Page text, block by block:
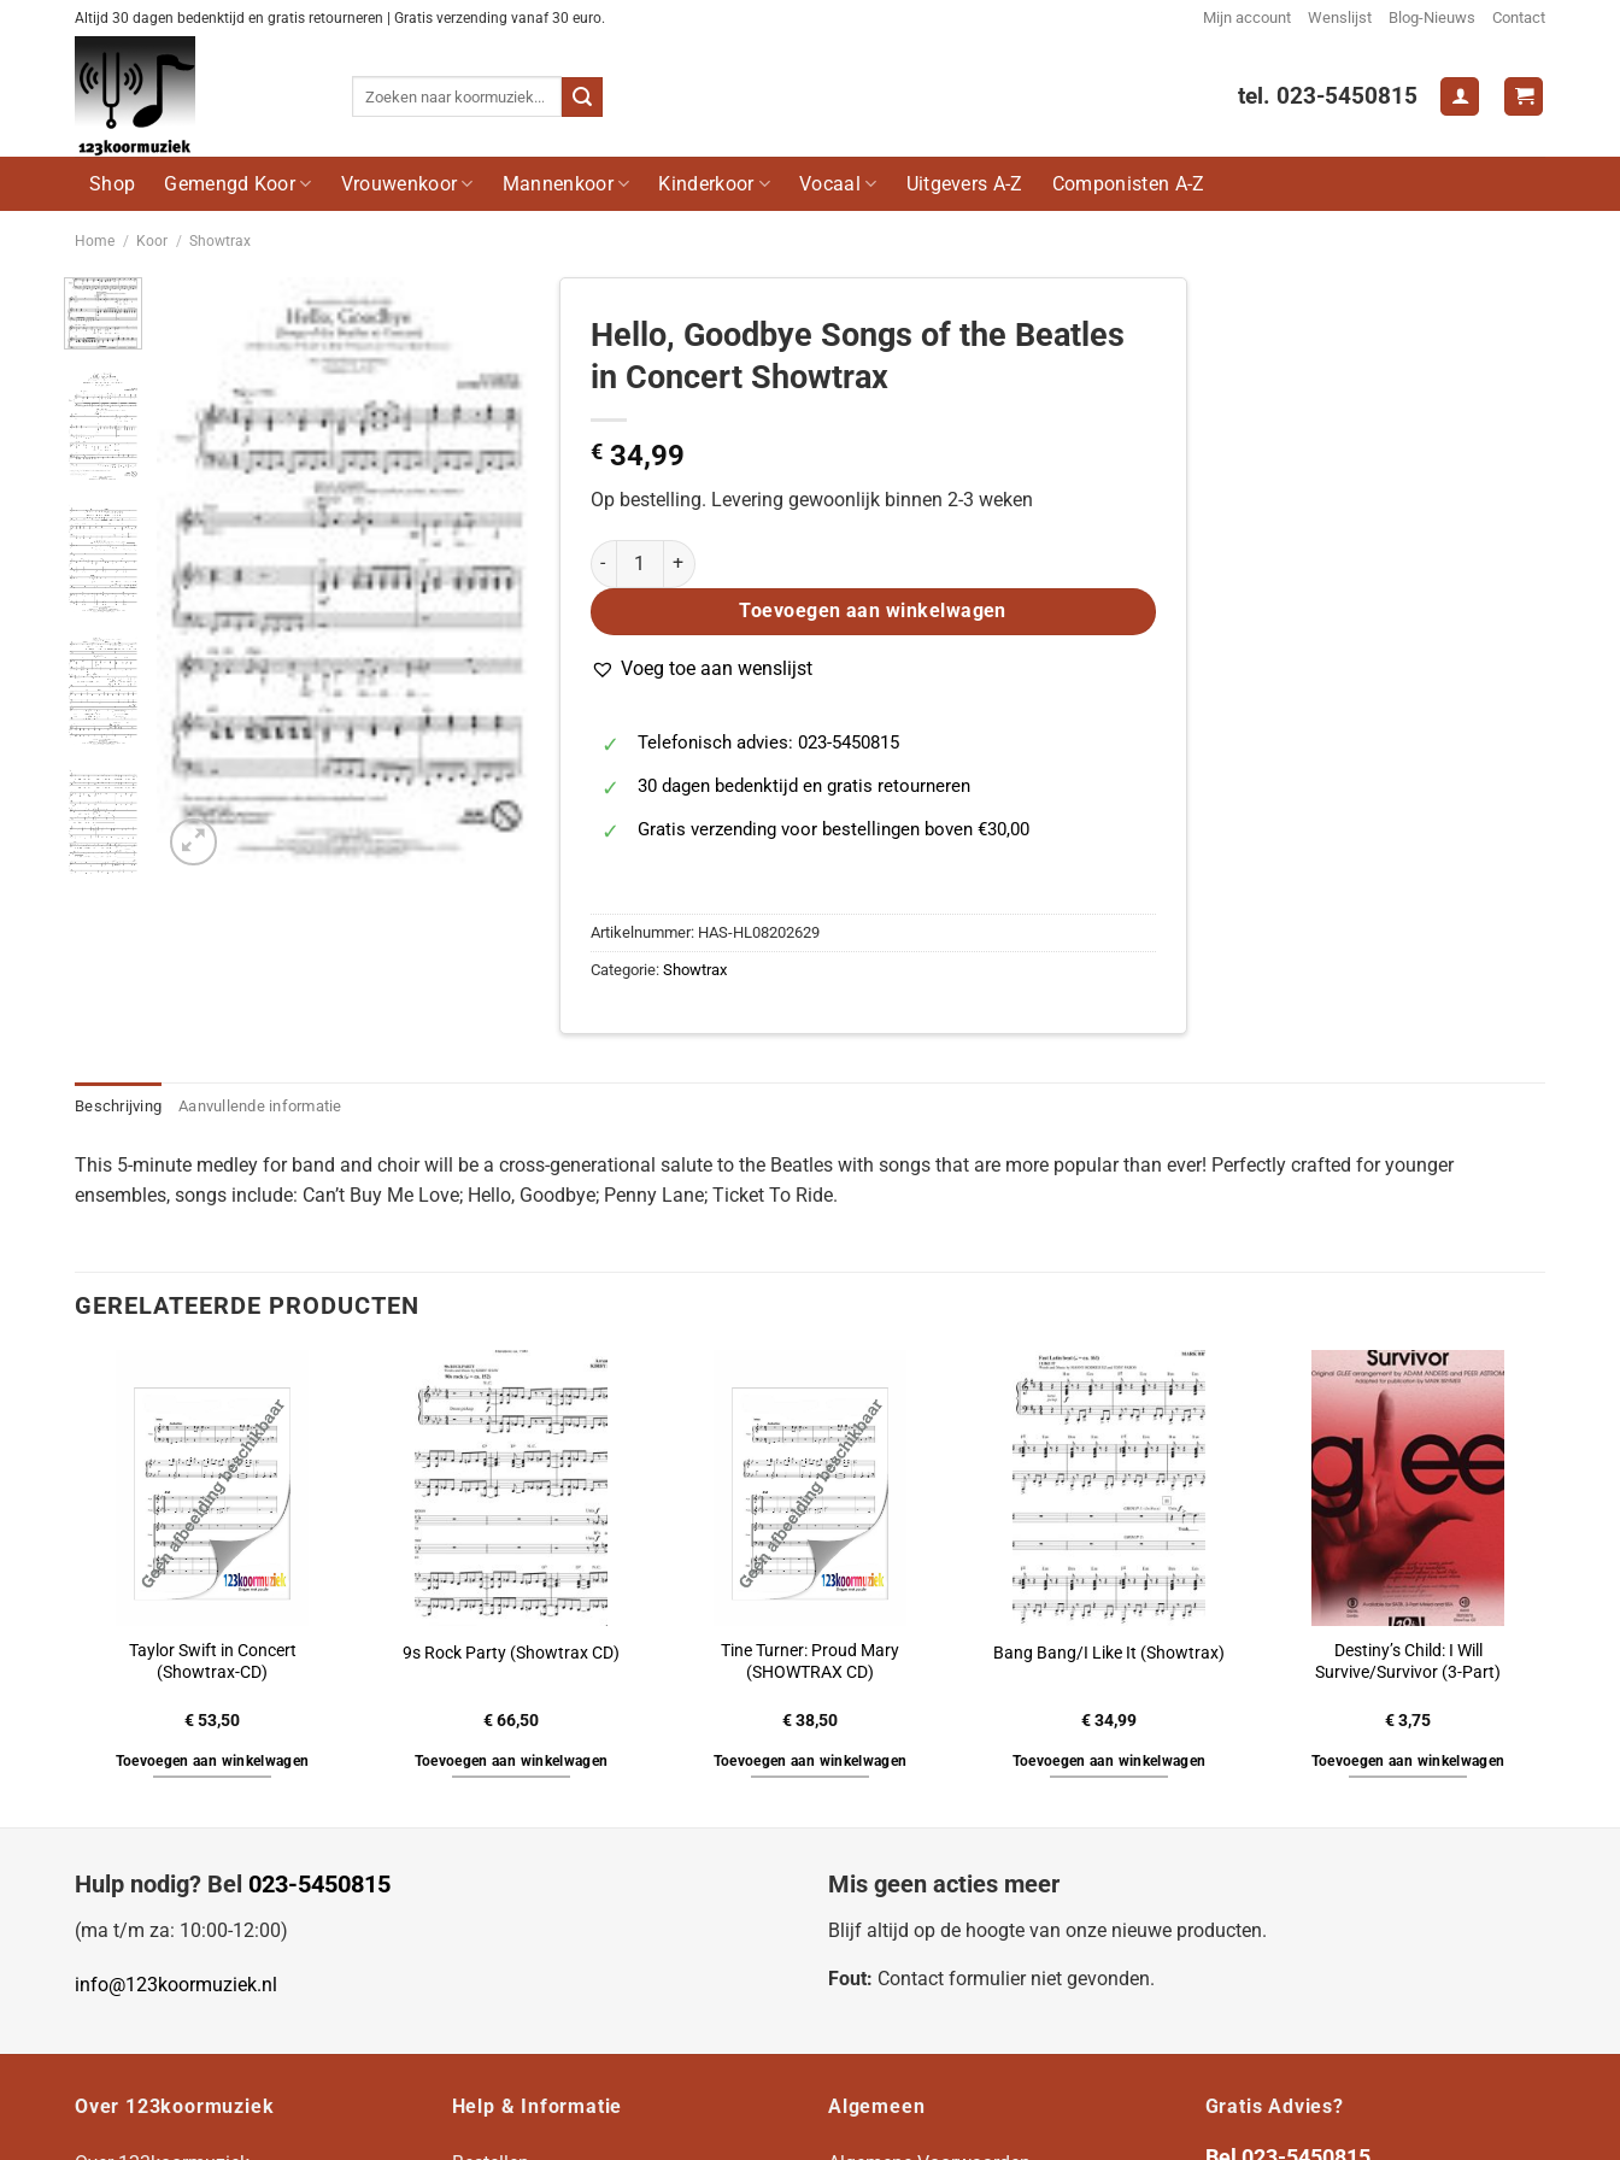
Altijd 30 dagen bedenktijd en gratis retourneren | Gratis verzending vanaf 30 euro. Mijn account Wenslijst Blog-Nieuws Contact
tel. 023-5450815
Shop Gemengd Koor Vrouwenkoor Mannenkoor Kinderkoor Vocaal Uitgevers A-Z Componisten A-Z
Home / Koor / Showtrax
toe aan
wenslijst
Hello, Goodbye Songs of the Beatles
in Concert Showtrax
€34,99
Op bestelling. Levering gewoonlijk binnen 2-3 weken
Hello, Goodbye Songs of the Beatles in Concert Showtrax aantal
Toevoegen aan winkelwagen
Voeg toe aan wenslijst
Telefonisch advies: 023-5450815
30 dagen bedenktijd en gratis retourneren
Gratis verzending voor bestellingen boven €30,00
Artikelnummer: HAS-HL08202629
Categorie: Showtrax
Beschrijving Aanvullende informatie
This 5-minute medley for band and choir will be a cross-generational salute to the Beatles with songs that are more popular than ever! Perfectly crafted for younger
ensembles, songs include: Can’t Buy Me Love; Hello, Goodbye; Penny Lane; Ticket To Ride.
GERELATEERDE PRODUCTEN
Taylor Swift in Concert
(Showtrax-CD)
€53,50
Toevoegen aan winkelwagen
9s Rock Party (Showtrax CD)
€66,50
Toevoegen aan winkelwagen
Tine Turner: Proud Mary
(SHOWTRAX CD)
€38,50
Toevoegen aan winkelwagen
Bang Bang/I Like It (Showtrax)
€34,99
Toevoegen aan winkelwagen
Destiny’s Child: I Will
Survive/Survivor (3-Part)
€3,75
Toevoegen aan winkelwagen
Hulp nodig? Bel 023-5450815
(ma t/m za: 10:00-12:00)
info@123koormuziek.nl
Mis geen acties meer
Blijf altijd op de hoogte van onze nieuwe producten.
Fout: Contact formulier niet gevonden.
Over 123koormuziek Help & Informatie Algemeen Gratis Advies?